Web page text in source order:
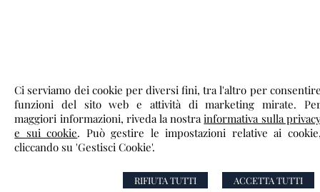
Ci serviamo dei cookie per diversi fini, tra l'altro per
funzioni del sito web e attività di marketing mirate.
maggiori informazioni, riveda la nostrainformativa sulla
e sui cookie. Può gestire le impostazioni relative ai
cliccando su 'Gestisci Cookie'.
ACCETTA TUTTI
RIFIUTA TUTTI
Notaio Iacovelli Angela